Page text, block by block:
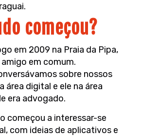
começou?
em 2009 na Praia da Pipa,
em comum.
sobre nossos
área digital e ele na área
era advogado.
começou a interessar-se
com ideias de aplicativos e